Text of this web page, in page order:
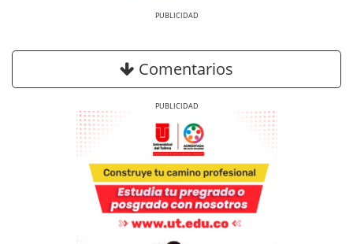
Comentarios